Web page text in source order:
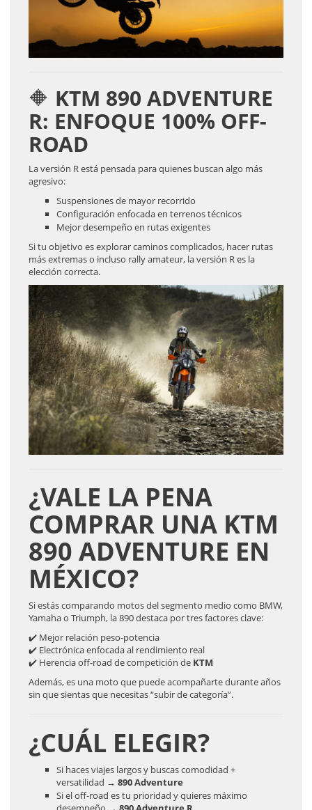
🔶 KTM 890 ADVENTURE
R: ENFOQUE 100% OFF-
ROAD
La versión R está pensada para quienes buscan algo más
agresivo:
Suspensiones de mayor recorrido
Configuración enfocada en terrenos técnicos
Mejor desempeño en rutas exigentes
Si tu objetivo es explorar caminos complicados, hacer rutas
más extremas o incluso rally amateur, la versión R es la
elección correcta.
¿VALE LA PENA
COMPRAR UNA KTM
890 ADVENTURE EN
MÉXICO?
Si estás comparando motos del segmento medio como BMW,
Yamaha o Triumph, la 890 destaca por tres factores clave:
✔️ Mejor relación peso-potencia
✔️ Electrónica enfocada al rendimiento real
✔️ Herencia off-road de competición de KTM
Además, es una moto que puede acompañarte durante años
sin que sientas que necesitas “subir de categoría”.
¿CUÁL ELEGIR?
Si haces viajes largos y buscas comodidad +
versatilidad → 890 Adventure
Si el off-road es tu prioridad y quieres máximo